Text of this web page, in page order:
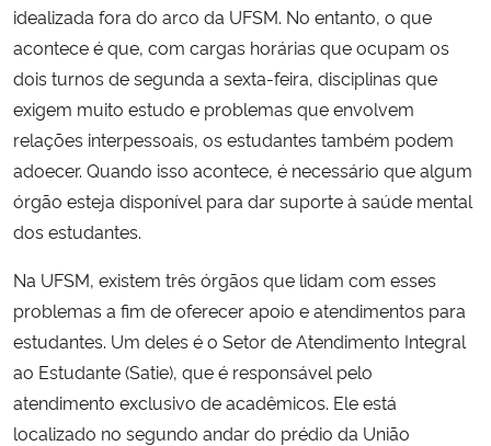
Banco Central do Brasil
Planalto
idealizada fora do arco da UFSM. No entanto, o que
acontece é que, com cargas horárias que ocupam os
dois turnos de segunda a sexta-feira, disciplinas que
exigem muito estudo e problemas que envolvem
relações interpessoais, os estudantes também podem
adoecer. Quando isso acontece, é necessário que algum
órgão esteja disponível para dar suporte à saúde mental
dos estudantes.
Na UFSM, existem três órgãos que lidam com esses
problemas a fim de oferecer apoio e atendimentos para
estudantes. Um deles é o Setor de Atendimento Integral
ao Estudante (Satie), que é responsável pelo
atendimento exclusivo de acadêmicos. Ele está
localizado no segundo andar do prédio da União